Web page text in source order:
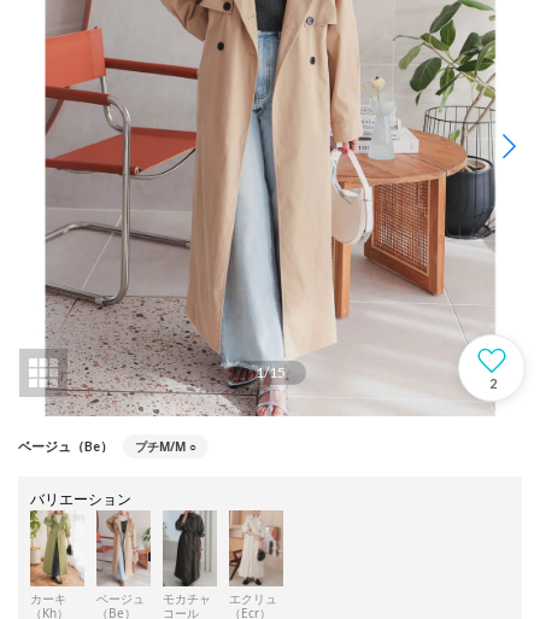
1/15
2
ベージュ（Be） プチM/M ○
バリエーション
カーキ
（Kh）
ベージュ
（Be）
モカチャ
コール
エクリュ
（Ecr）